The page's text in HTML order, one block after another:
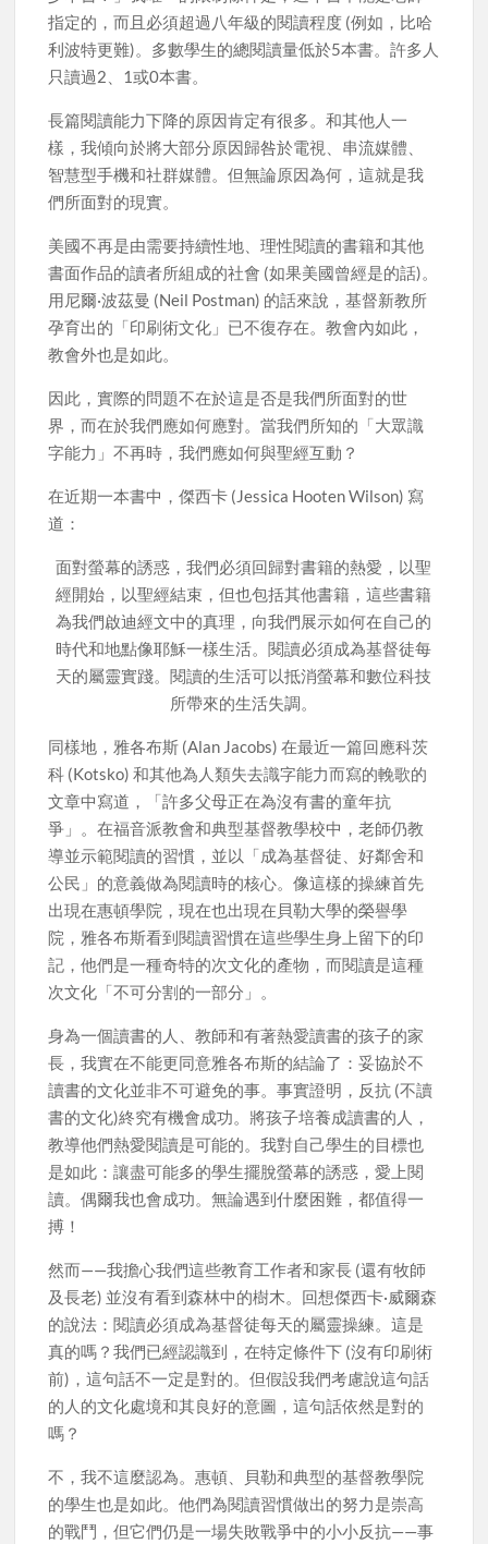
指定的，而且必須超過八年級的閱讀程度 (例如，比哈
利波特更難)。多數學生的總閱讀量低於5本書。許多人
只讀過2、1或0本書。
長篇閱讀能力下降的原因肯定有很多。和其他人一
樣，我傾向於將大部分原因歸咎於電視、串流媒體、
智慧型手機和社群媒體。但無論原因為何，這就是我
們所面對的現實。
美國不再是由需要持續性地、理性閱讀的書籍和其他
書面作品的讀者所組成的社會 (如果美國曾經是的話)。
用尼爾·波茲曼 (Neil Postman) 的話來說，基督新教所
孕育出的「印刷術文化」已不復存在。教會內如此，
教會外也是如此。
因此，實際的問題不在於這是否是我們所面對的世
界，而在於我們應如何應對。當我們所知的「大眾識
字能力」不再時，我們應如何與聖經互動？
在近期一本書中，傑西卡 (Jessica Hooten Wilson) 寫
道：
面對螢幕的誘惑，我們必須回歸對書籍的熱愛，以聖
經開始，以聖經結束，但也包括其他書籍，這些書籍
為我們啟迪經文中的真理，向我們展示如何在自己的
時代和地點像耶穌一樣生活。閱讀必須成為基督徒每
天的屬靈實踐。閱讀的生活可以抵消螢幕和數位科技
所帶來的生活失調。
同樣地，雅各布斯 (Alan Jacobs) 在最近一篇回應科茨
科 (Kotsko) 和其他為人類失去識字能力而寫的輓歌的
文章中寫道，「許多父母正在為沒有書的童年抗
爭」。在福音派教會和典型基督教學校中，老師仍教
導並示範閱讀的習慣，並以「成為基督徒、好鄰舍和
公民」的意義做為閱讀時的核心。像這樣的操練首先
出現在惠頓學院，現在也出現在貝勒大學的榮譽學
院，雅各布斯看到閱讀習慣在這些學生身上留下的印
記，他們是一種奇特的次文化的產物，而閱讀是這種
次文化「不可分割的一部分」。
身為一個讀書的人、教師和有著熱愛讀書的孩子的家
長，我實在不能更同意雅各布斯的結論了：妥協於不
讀書的文化並非不可避免的事。事實證明，反抗 (不讀
書的文化)終究有機會成功。將孩子培養成讀書的人，
教導他們熱愛閱讀是可能的。我對自己學生的目標也
是如此：讓盡可能多的學生擺脫螢幕的誘惑，愛上閱
讀。偶爾我也會成功。無論遇到什麼困難，都值得一
搏！
然而——我擔心我們這些教育工作者和家長 (還有牧師
及長老) 並沒有看到森林中的樹木。回想傑西卡·威爾森
的說法：閱讀必須成為基督徒每天的屬靈操練。這是
真的嗎？我們已經認識到，在特定條件下 (沒有印刷術
前)，這句話不一定是對的。但假設我們考慮說這句話
的人的文化處境和其良好的意圖，這句話依然是對的
嗎？
不，我不這麼認為。惠頓、貝勒和典型的基督教學院
的學生也是如此。他們為閱讀習慣做出的努力是崇高
的戰鬥，但它們仍是一場失敗戰爭中的小小反抗——事